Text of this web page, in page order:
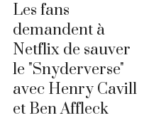
Les fans
demandent à
Netflix de sauver
le "Snyderverse"
avec Henry Cavill
et Ben Affleck